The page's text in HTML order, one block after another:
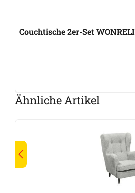
Couchtische 2er-Set WONRELI
Ähnliche Artikel